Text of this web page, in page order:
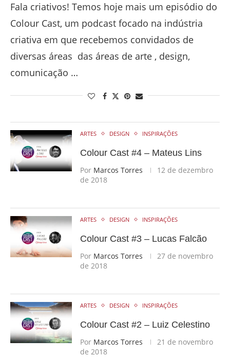
Fala criativos! Temos hoje mais um episódio do
Colour Cast, um podcast focado na indústria
criativa em que recebemos convidados de
diversas áreas das áreas de arte , design,
comunicação …
ARTES DESIGN INSPIRAÇÕES
Colour Cast #4 – Mateus Lins
Por Marcos Torres
12 de dezembro
de 2018
ARTES DESIGN INSPIRAÇÕES
Colour Cast #3 – Lucas Falcão
Por Marcos Torres
27 de novembro
de 2018
ARTES DESIGN INSPIRAÇÕES
Colour Cast #2 – Luiz Celestino
Por Marcos Torres
21 de novembro
de 2018